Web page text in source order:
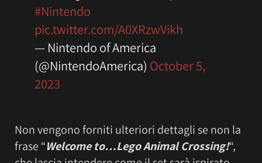
#Nintendo
pic.twitter.com/A0XRzwVikh
— Nintendo of America
(@NintendoAmerica) October 5,
2023
Non vengono forniti ulteriori dettagli se non la
frase “Welcome to…Lego Animal Crossing!“,